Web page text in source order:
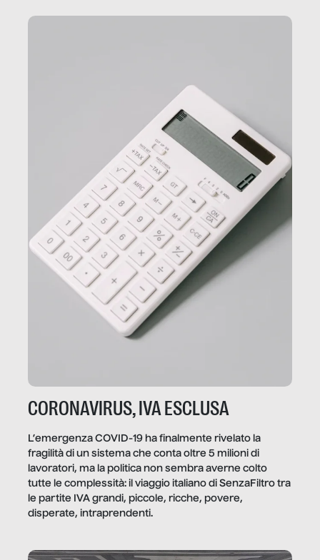
CORONAVIRUS, IVA ESCLUSA
L’emergenza COVID-19 ha finalmente rivelato la
fragilità di un sistema che conta oltre 5 milioni di
lavoratori, ma la politica non sembra averne colto
tutte le complessità: il viaggio italiano di SenzaFiltro tra
le partite IVA grandi, piccole, ricche, povere,
disperate, intraprendenti.